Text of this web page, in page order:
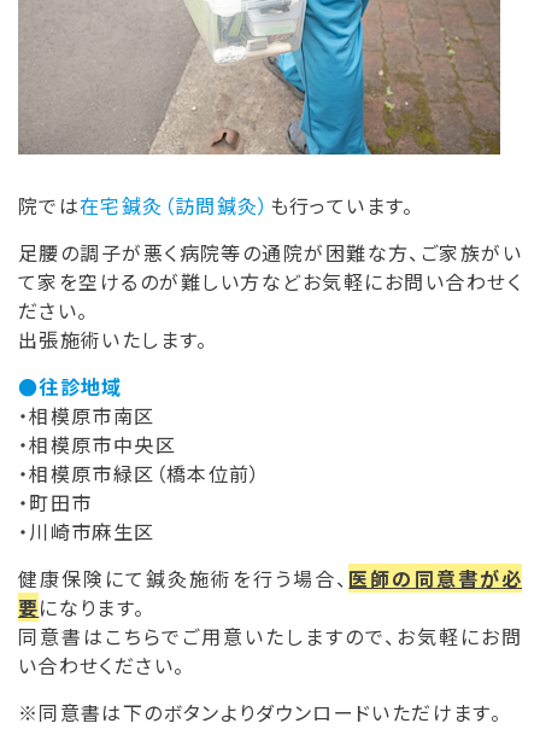
院では在宅鍼灸（訪問鍼灸） も行っています。
足腰の調子が悪く病院等の通院が困難な方、ご家族がい
て家を空けるのが難しい方などお気軽にお問い合わせく
ださい。
出張施術いたします。
●往診地域
・相模原市南区
・相模原市中央区
・相模原市緑区（橋本位前）
・町田市
・川崎市麻生区
健康保険にて鍼灸施術を行う場合、 医師の同意書が必
要になります。
同意書はこちらでご用意いたしますので、お気軽にお問
い合わせください。
※同意書は下のボタンよりダウンロードいただけます。